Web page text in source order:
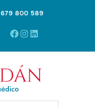
679 800 589
Facebook
Instagram
LinkedIn